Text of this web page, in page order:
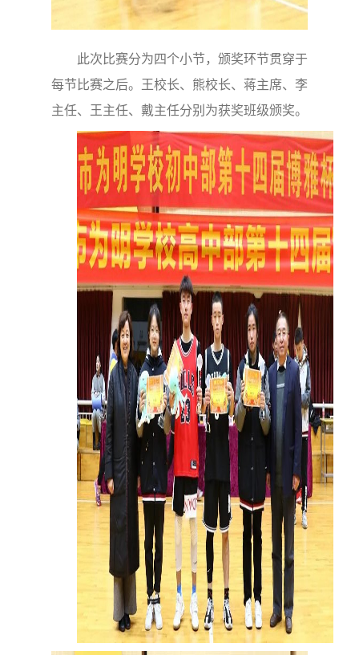
此次比赛分为四个小节，颁奖环节贯穿于
每节比赛之后。王校长、熊校长、蒋主席、李
主任、王主任、戴主任分别为获奖班级颁奖。